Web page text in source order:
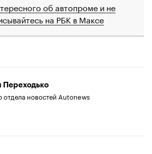
об автопроме и не
на РБК в Максе
Переходько
отдела новостей Autonews